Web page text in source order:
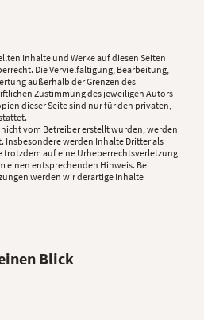
Inhalte und Werke auf diesen Seiten
Die Vervielfältigung, Bearbeitung,
außerhalb der Grenzen des
Zustimmung des jeweiligen Autors
dieser Seite sind nur für den privaten,
vom Betreiber erstellt wurden, werden
Insbesondere werden Inhalte Dritter als
trotzdem auf eine Urheberrechtsverletzung
einen entsprechenden Hinweis. Bei
werden wir derartige Inhalte
Blick